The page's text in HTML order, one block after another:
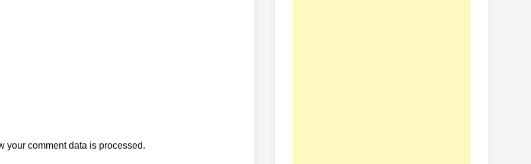
your comment data is processed.